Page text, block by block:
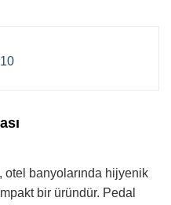
, otel banyolarında hijyenik
bir üründür. Pedal